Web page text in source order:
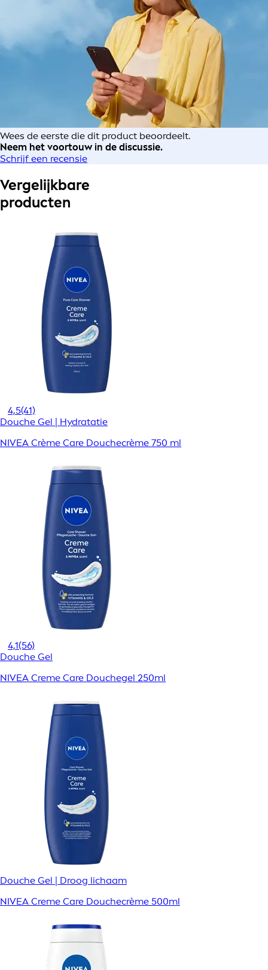
Wees de eerste die dit product beoordeelt.
Neem het voortouw in de discussie.
Schrijf een recensie
Vergelijkbare
producten
4,5(41)
Douche Gel | Hydratatie
NIVEA Crème Care Douchecrème 750 ml
4,1(56)
Douche Gel
NIVEA Creme Care Douchegel 250ml
Douche Gel | Droog lichaam
NIVEA Creme Care Douchecrème 500ml